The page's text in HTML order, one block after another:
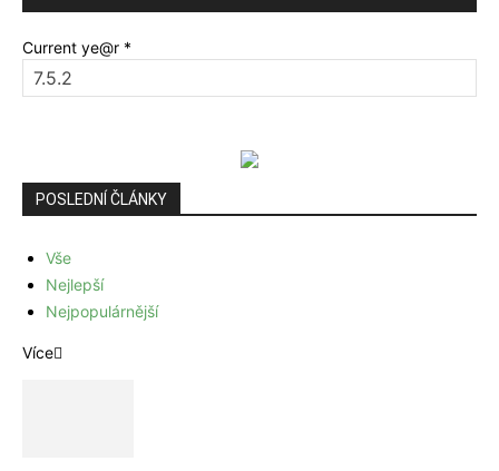
Current ye@r *
POSLEDNÍ ČLÁNKY
Vše
Nejlepší
Nejpopulárnější
Více